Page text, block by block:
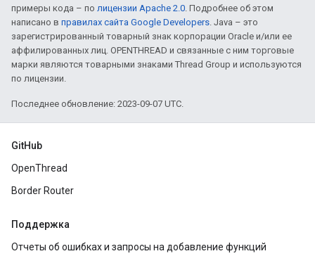
примеры кода – по лицензии Apache 2.0 . Подробнее об этом
написано в правилах сайта Google Developers . Java – это
зарегистрированный товарный знак корпорации Oracle и/или ее
аффилированных лиц. OPENTHREAD и связанные с ним торговые
марки являются товарными знаками Thread Group и используются
по лицензии.
Последнее обновление: 2023-09-07 UTC.
GitHub
OpenThread
Border Router
Поддержка
Отчеты об ошибках и запросы на добавление функций